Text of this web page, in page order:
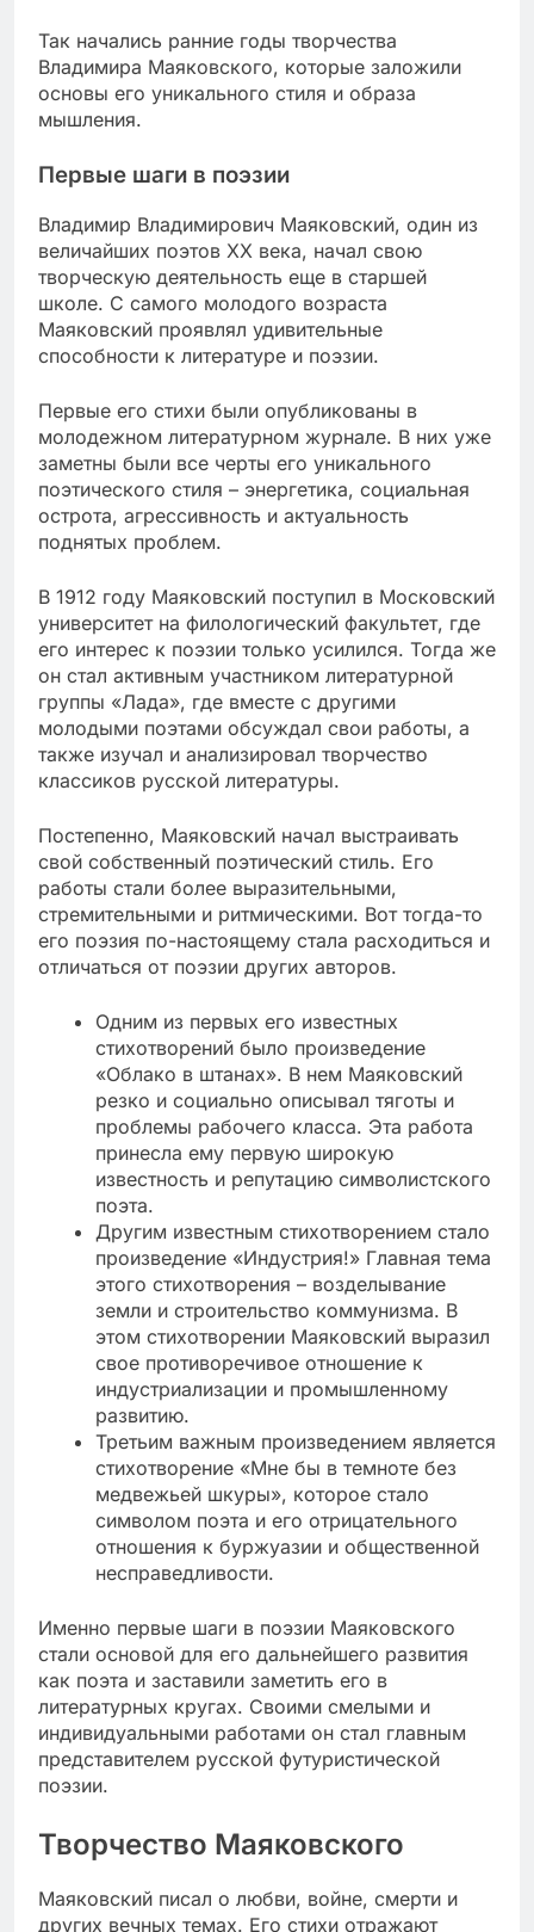
Так начались ранние годы творчества
Владимира Маяковского, которые заложили
основы его уникального стиля и образа
мышления.
Первые шаги в поэзии
Владимир Владимирович Маяковский, один из
величайших поэтов XX века, начал свою
творческую деятельность еще в старшей
школе. С самого молодого возраста
Маяковский проявлял удивительные
способности к литературе и поэзии.
Первые его стихи были опубликованы в
молодежном литературном журнале. В них уже
заметны были все черты его уникального
поэтического стиля – энергетика, социальная
острота, агрессивность и актуальность
поднятых проблем.
В 1912 году Маяковский поступил в Московский
университет на филологический факультет, где
его интерес к поэзии только усилился. Тогда же
он стал активным участником литературной
группы «Лада», где вместе с другими
молодыми поэтами обсуждал свои работы, а
также изучал и анализировал творчество
классиков русской литературы.
Постепенно, Маяковский начал выстраивать
свой собственный поэтический стиль. Его
работы стали более выразительными,
стремительными и ритмическими. Вот тогда-то
его поэзия по-настоящему стала расходиться и
отличаться от поэзии других авторов.
Одним из первых его известных
стихотворений было произведение
«Облако в штанах». В нем Маяковский
резко и социально описывал тяготы и
проблемы рабочего класса. Эта работа
принесла ему первую широкую
известность и репутацию символистского
поэта.
Другим известным стихотворением стало
произведение «Индустрия!» Главная тема
этого стихотворения – возделывание
земли и строительство коммунизма. В
этом стихотворении Маяковский выразил
свое противоречивое отношение к
индустриализации и промышленному
развитию.
Третьим важным произведением является
стихотворение «Мне бы в темноте без
медвежьей шкуры», которое стало
символом поэта и его отрицательного
отношения к буржуазии и общественной
несправедливости.
Именно первые шаги в поэзии Маяковского
стали основой для его дальнейшего развития
как поэта и заставили заметить его в
литературных кругах. Своими смелыми и
индивидуальными работами он стал главным
представителем русской футуристической
поэзии.
Творчество Маяковского
Маяковский писал о любви, войне, смерти и
других вечных темах. Его стихи отражают